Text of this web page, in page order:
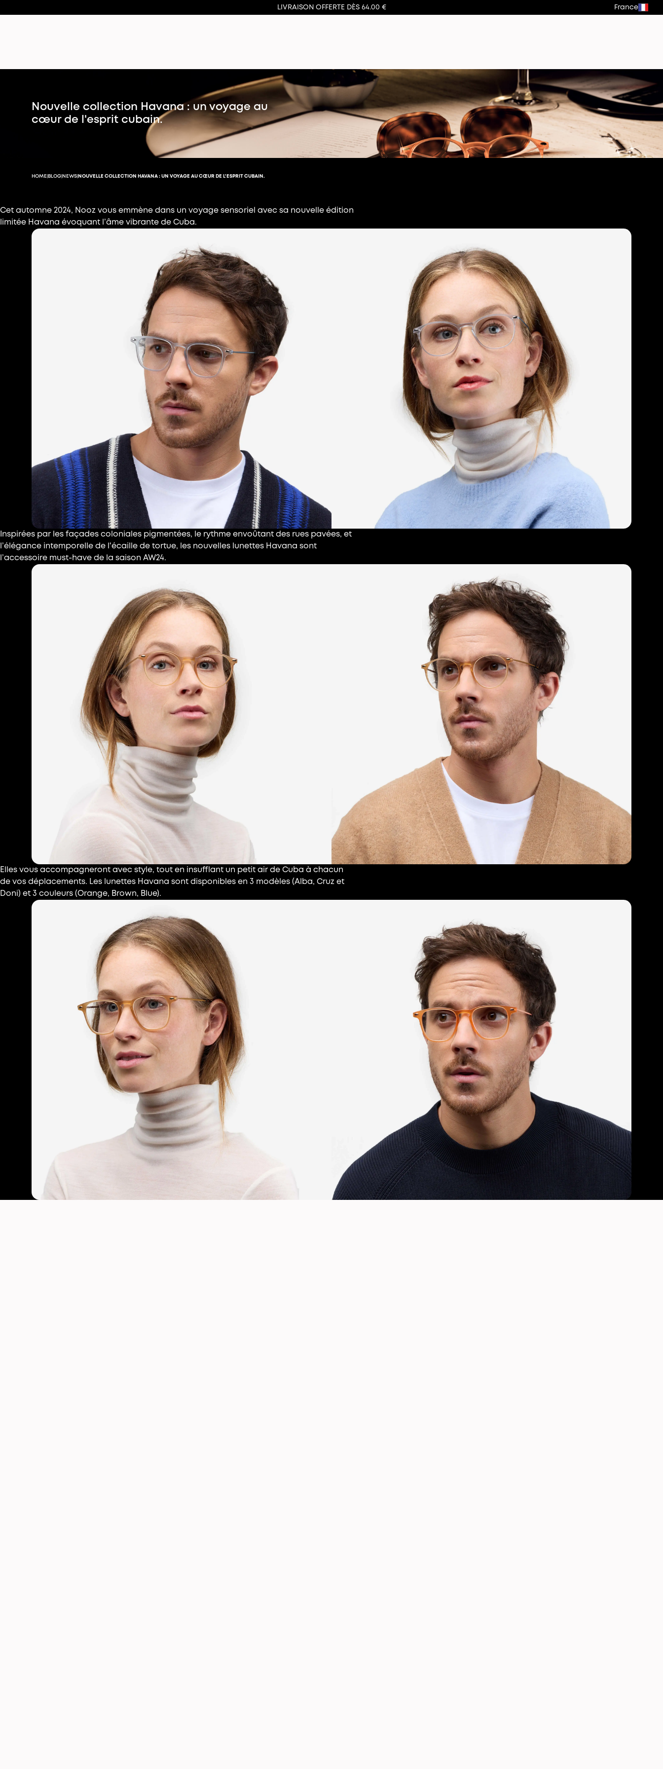
LIVRAISON OFFERTE DÈS 64.00 € France
Nouvelle collection Havana : un voyage au
cœur de l'esprit cubain.
HOME BLOG NEWS NOUVELLE COLLECTION HAVANA : UN VOYAGE AU CŒUR DE L'ESPRIT CUBAIN.
Cet automne 2024, Nooz vous emmène dans un voyage sensoriel avec sa nouvelle édition
limitée Havana évoquant l’âme vibrante de Cuba.
Inspirées par les façades coloniales pigmentées, le rythme envoûtant des rues pavées, et
l’élégance intemporelle de l'écaille de tortue, les nouvelles lunettes Havana sont
l’accessoire must-have de la saison AW24.
Elles vous accompagneront avec style, tout en insufflant un petit air de Cuba à chacun
de vos déplacements. Les lunettes Havana sont disponibles en 3 modèles (Alba, Cruz et
Doni) et 3 couleurs (Orange, Brown, Blue).